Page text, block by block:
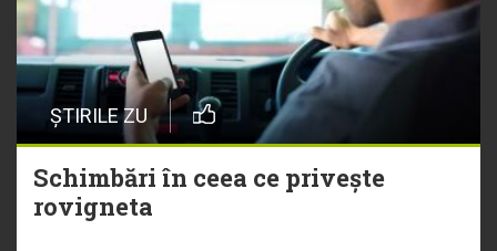
ȘTIRILE ZU
Schimbări în ceea ce privește
rovigneta